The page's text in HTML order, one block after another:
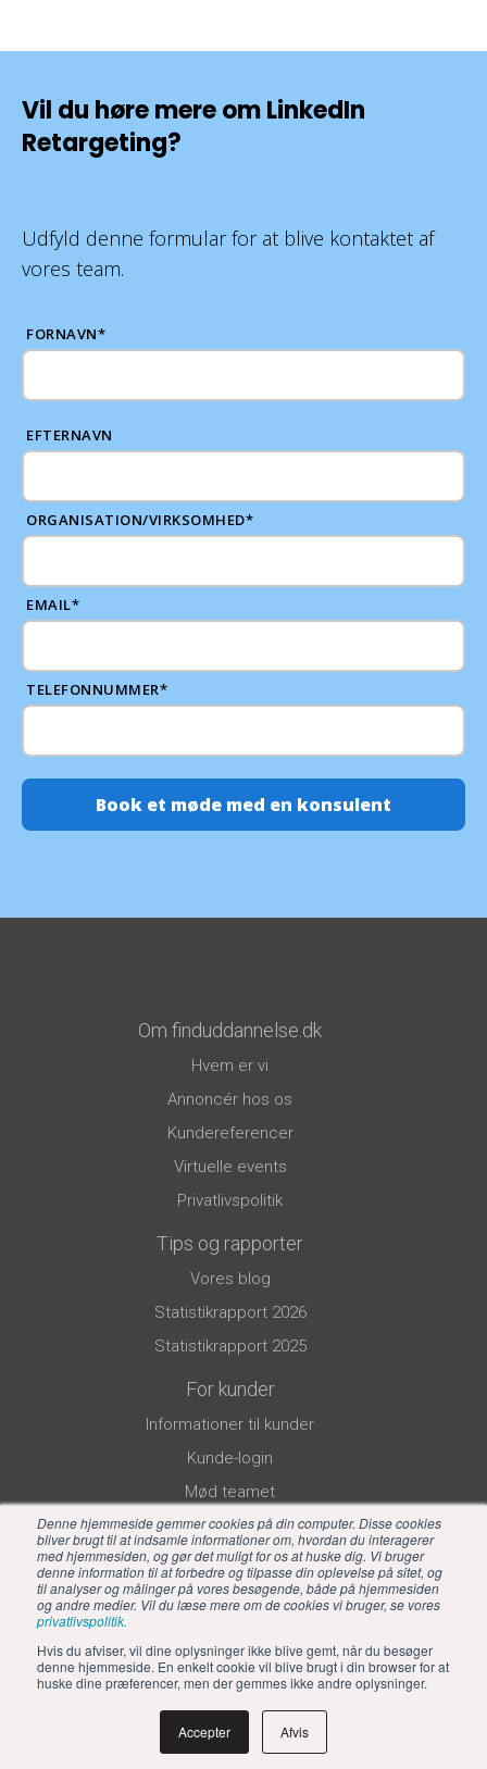
Denne hjemmeside gemmer cookies på din computer. Disse cookies
bliver brugt til at indsamle informationer om, hvordan du interagerer
med hjemmesiden, og gør det muligt for os at huske dig. Vi bruger
denne information til at forbedre og tilpasse din oplevelse på sitet, og
til analyser og målinger på vores besøgende, både på hjemmesiden
og andre medier. Vil du læse mere om de cookies vi bruger, se vores
privatlivspolitik.
Hvis du afviser, vil dine oplysninger ikke blive gemt, når du besøger
denne hjemmeside. En enkelt cookie vil blive brugt i din browser for at
huske dine præferencer, men der gemmes ikke andre oplysninger.
Accepter Afvis
Vil du høre mere om LinkedIn
Retargeting?
Udfyld denne formular for at blive kontaktet af
vores team.
FORNAVN*
EFTERNAVN
ORGANISATION/VIRKSOMHED*
EMAIL*
TELEFONNUMMER*
Om finduddannelse.dk
Hvem er vi
Annoncér hos os
Kundereferencer
Virtuelle events
Privatlivspolitik
Tips og rapporter
Vores blog
Statistikrapport 2026
Statistikrapport 2025
For kunder
Informationer til kunder
Kunde-login
Mød teamet